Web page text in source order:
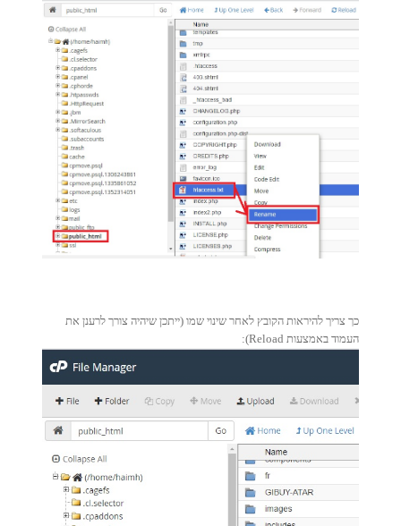
כך צריך להיראות הקובץ לאחר שינוי שמו (ייתכן שיהיה צורך לרענן את
העמוד באמצעות Reload):